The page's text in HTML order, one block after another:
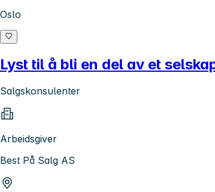
Oslo
Lyst til å bli en del av et
Salgskonsulenter
Arbeidsgiver
Best På Salg AS